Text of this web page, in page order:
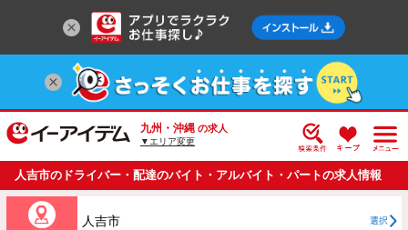
九州・沖縄 の求人
▼エリア変更
人吉市のドライバー・配達のバイト・アルバイト・パートの求人情報
一覧
人吉市 選択